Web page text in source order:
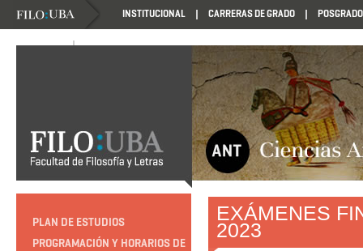
INSTITUCIONAL CARRERAS DE GRADO POSGRADO
NOVEDADES NOVEDADES
PLAN DE ESTUDIOS
PROGRAMACIÓN Y HORARIOS DE
EXÁMENES
2023